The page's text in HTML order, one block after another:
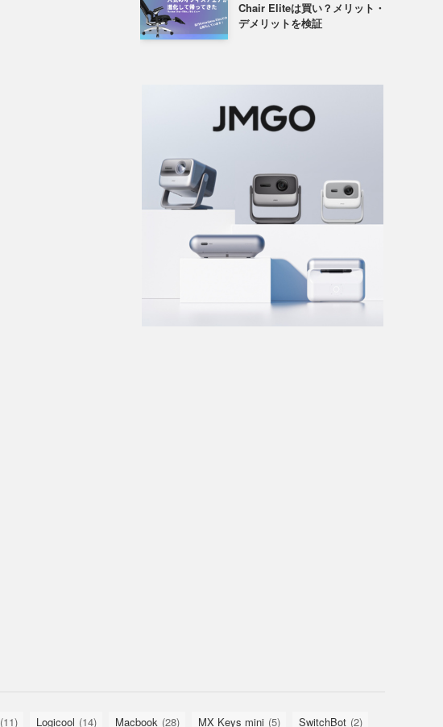
Chair Eliteは買い？メリット・
デメリットを検証
(11) Logicool (14) Macbook (28) MX Keys mini (5) SwitchBot (2)